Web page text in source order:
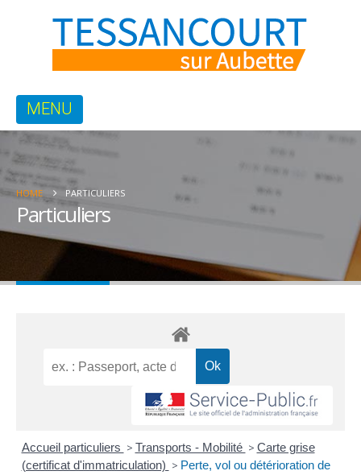
HOME PARTICULIERS
Particuliers
Accueil particuliers > Transports - Mobilité > Carte grise
(certificat d'immatriculation) > Perte, vol ou détérioration de